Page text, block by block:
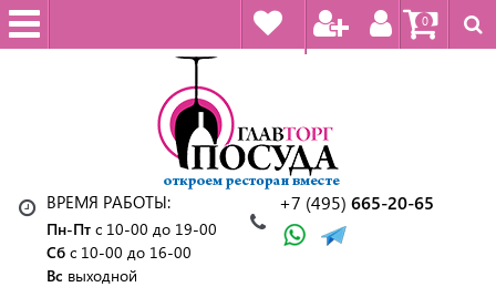
0
ВРЕМЯ РАБОТЫ:
Пн-Пт с 10-00 до 19-00
Сб с 10-00 до 16-00
Вс выходной
+7 (495) 665-20-65